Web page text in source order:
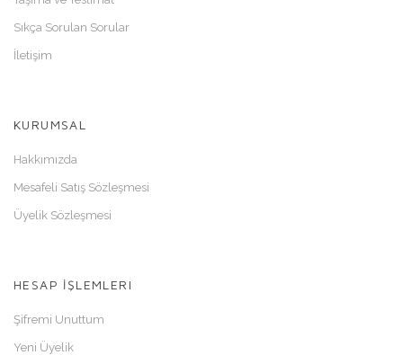
Sıkça Sorulan Sorular
İletişim
KURUMSAL
Hakkımızda
Mesafeli Satış Sözleşmesi
Üyelik Sözleşmesi
HESAP İŞLEMLERI
Şifremi Unuttum
Yeni Üyelik